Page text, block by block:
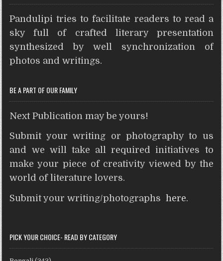
t
s
A
p
p
e
b
o
o
k
t
t
e
r
t
e
r
e
s
s
e
n
g
e
n
t
d
i
t
r
e
Pandulipi tries to facilitate readers to read a
sky full of crafted literary presentation
synthesized by well synchronization of
photos and writings.
BE A PART OF OUR FAMILY
Next Publication may be yours!
Submit your writing or photography to us
and we will take all required initiatives to
make your piece of creativity viewed by the
world of literature lovers.
Submit your writing/photographshere.
PICK YOUR CHOICE- READ BY CATEGORY